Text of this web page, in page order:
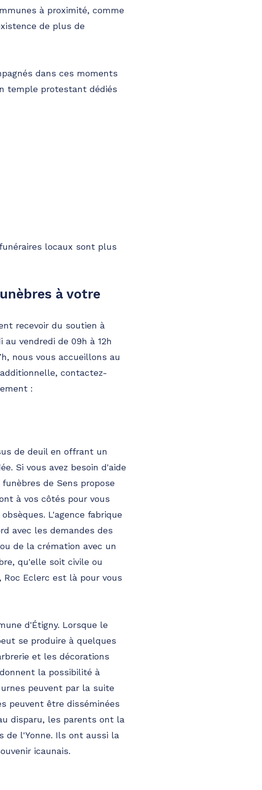
à proximité, comme
de plus de
dans ces moments
temple protestant dédiés
locaux sont plus
à votre
recevoir du soutien à
vendredi de 09h à 12h
nous vous accueillons au
contactez-
:
de deuil en offrant un
Si vous avez besoin d'aide
de Sens propose
à vos côtés pour vous
L'agence fabrique
avec les demandes des
de la crémation avec un
qu'elle soit civile ou
Eclerc est là pour vous
d'Étigny. Lorsque le
se produire à quelques
et les décorations
la possibilité à
peuvent par la suite
peuvent être disséminées
disparu, les parents ont la
de l'Yonne. Ils ont aussi la
icaunais.